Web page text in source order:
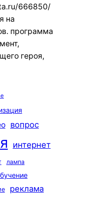
666850/
на
программа
героя,
вопрос
интернет
лампа
реклама